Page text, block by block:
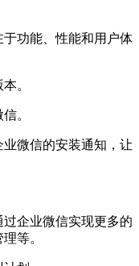
功能、性能和用户体
。
。
微信的安装通知，让
企业微信实现更多的
等。